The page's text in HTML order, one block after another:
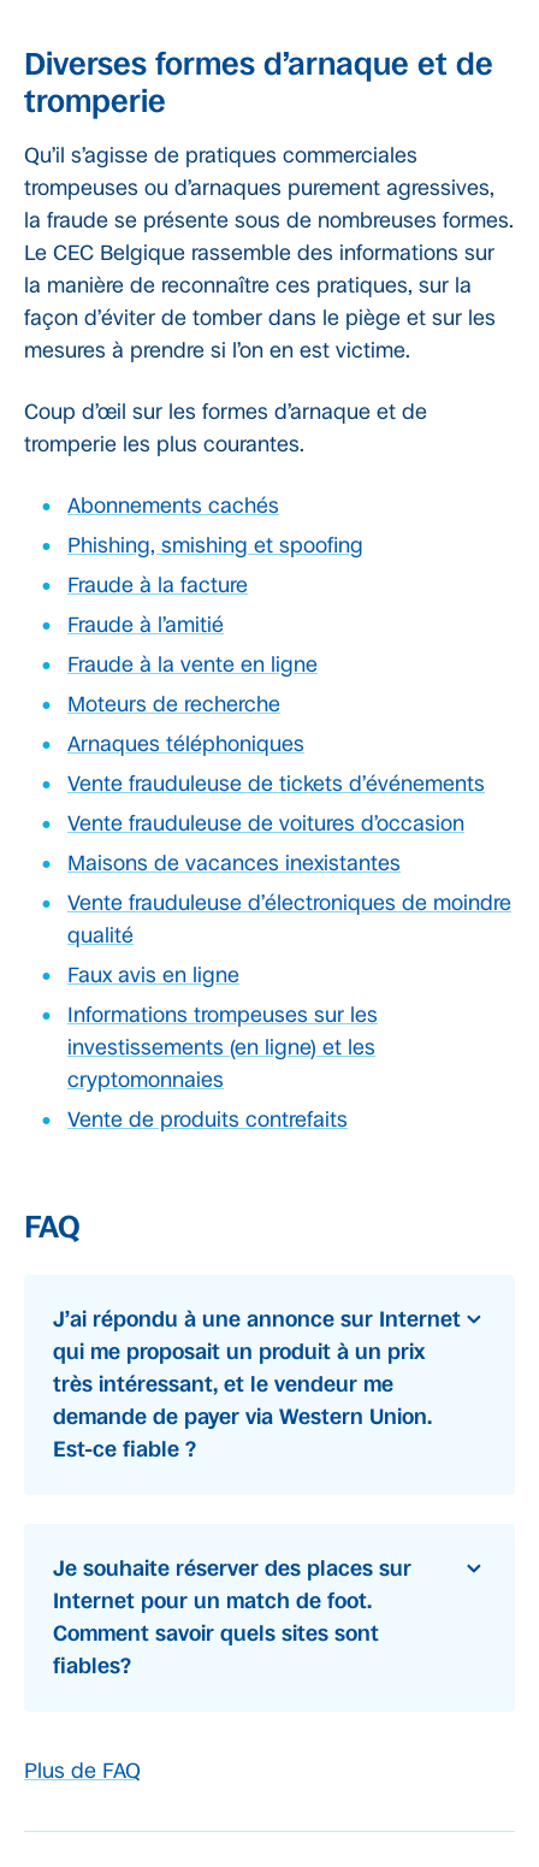
Diverses formes d’arnaque et de
tromperie
Qu’il s’agisse de pratiques commerciales
trompeuses ou d’arnaques purement agressives,
la fraude se présente sous de nombreuses formes.
Le CEC Belgique rassemble des informations sur
la manière de reconnaître ces pratiques, sur la
façon d’éviter de tomber dans le piège et sur les
mesures à prendre si l’on en est victime.
Coup d’œil sur les formes d’arnaque et de
tromperie les plus courantes.
Abonnements cachés
Phishing, smishing et spoofing
Fraude à la facture
Fraude à l’amitié
Fraude à la vente en ligne
Moteurs de recherche
Arnaques téléphoniques
Vente frauduleuse de tickets d’événements
Vente frauduleuse de voitures d’occasion
Maisons de vacances inexistantes
Vente frauduleuse d’électroniques de moindre
qualité
Faux avis en ligne
Informations trompeuses sur les
investissements (en ligne) et les
cryptomonnaies
Vente de produits contrefaits
FAQ
J’ai répondu à une annonce sur Internet
qui me proposait un produit à un prix
très intéressant, et le vendeur me
demande de payer via Western Union.
Est-ce fiable ?
Je souhaite réserver des places sur
Internet pour un match de foot.
Comment savoir quels sites sont
fiables?
Plus de FAQ